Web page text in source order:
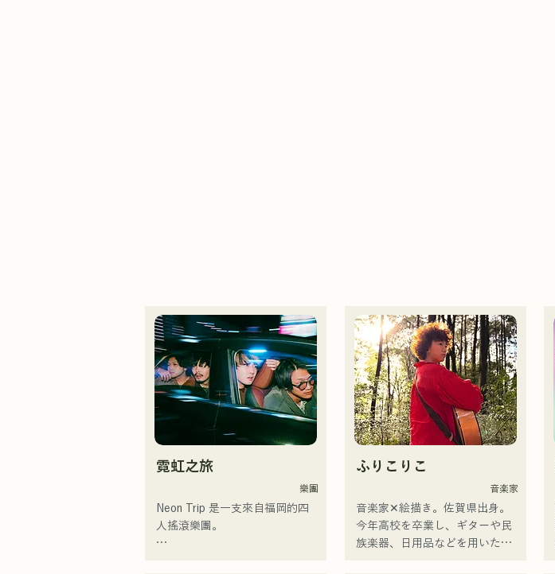
霓虹之旅
樂團
Neon Trip 是一支來自福岡的四
人搖滾樂團。
ふりこりこ
音楽家
音楽家✕絵描き。佐賀県出身。
今年高校を卒業し、ギターや民
族楽器、日用品などを用いた、